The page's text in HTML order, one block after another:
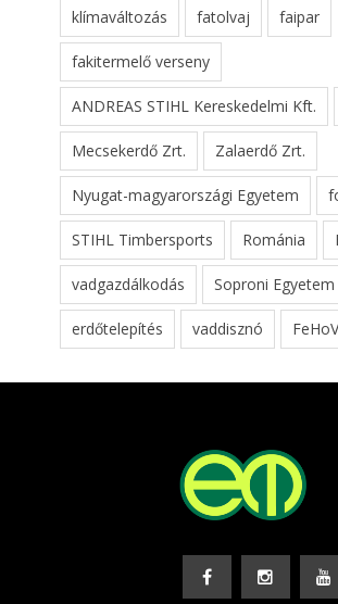
klímaváltozás fatolvaj faipar
fakitermelő verseny
ANDREAS STIHL Kereskedelmi Kft.
Mecsekerdő Zrt. Zalaerdő Zrt.
Nyugat-magyarországi Egyetem
STIHL Timbersports Románia
vadgazdálkodás Soproni Egyetem
erdőtelepítés vaddisznó